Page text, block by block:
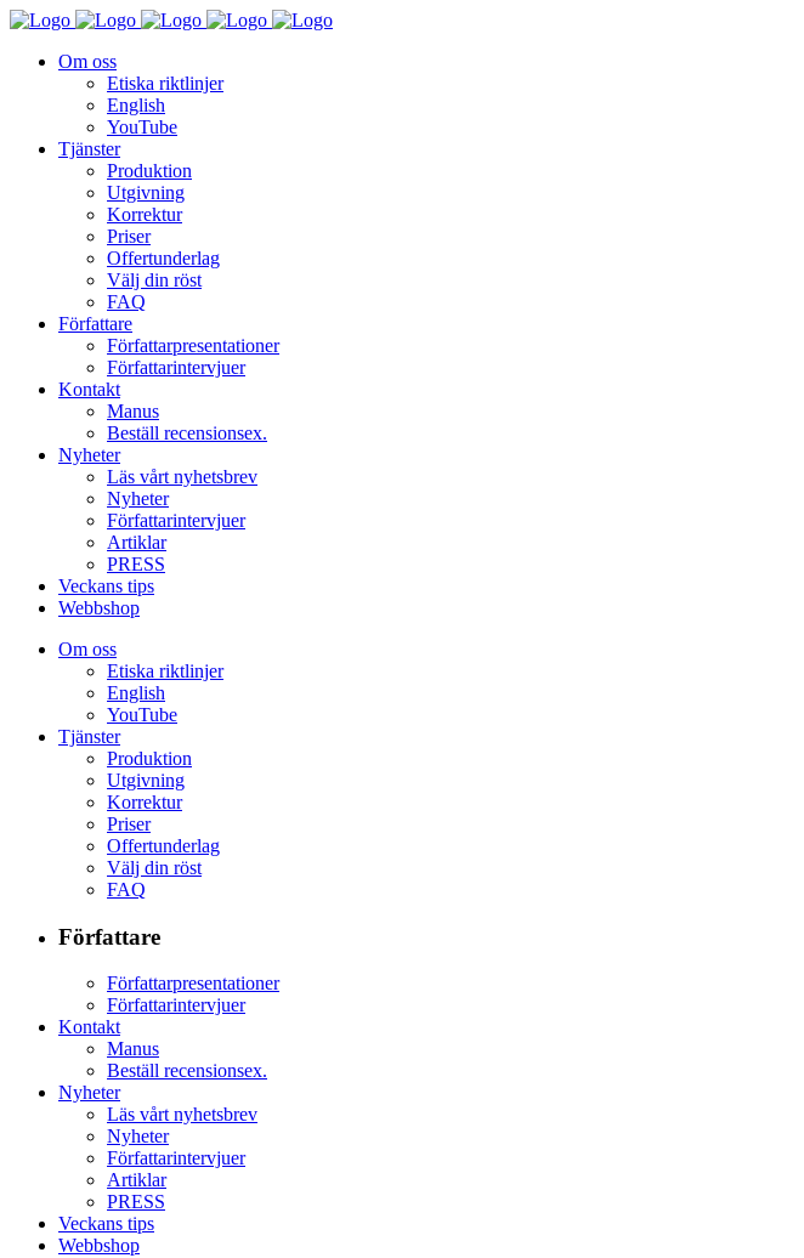
Om oss
Etiska riktlinjer
English
YouTube
Tjänster
Produktion
Utgivning
Korrektur
Priser
Offertunderlag
Välj din röst
FAQ
Författare
Författarpresentationer
Författarintervjuer
Kontakt
Manus
Beställ recensionsex.
Nyheter
Läs vårt nyhetsbrev
Nyheter
Författarintervjuer
Artiklar
PRESS
Veckans tips
Webbshop
Om oss
Etiska riktlinjer
English
YouTube
Tjänster
Produktion
Utgivning
Korrektur
Priser
Offertunderlag
Välj din röst
FAQ
Författare
Författarpresentationer
Författarintervjuer
Kontakt
Manus
Beställ recensionsex.
Nyheter
Läs vårt nyhetsbrev
Nyheter
Författarintervjuer
Artiklar
PRESS
Veckans tips
Webbshop